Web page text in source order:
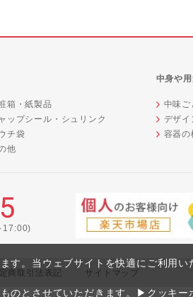
箱・紙製品
ップシール・シュリンク
チ袋
他
中身や
中味ご
デザイ
容器の
17:00)
商取引法表記 サイトマップ
。当ウェブサイトを快適にご利用
のとさせていただきます。
▶クッキー